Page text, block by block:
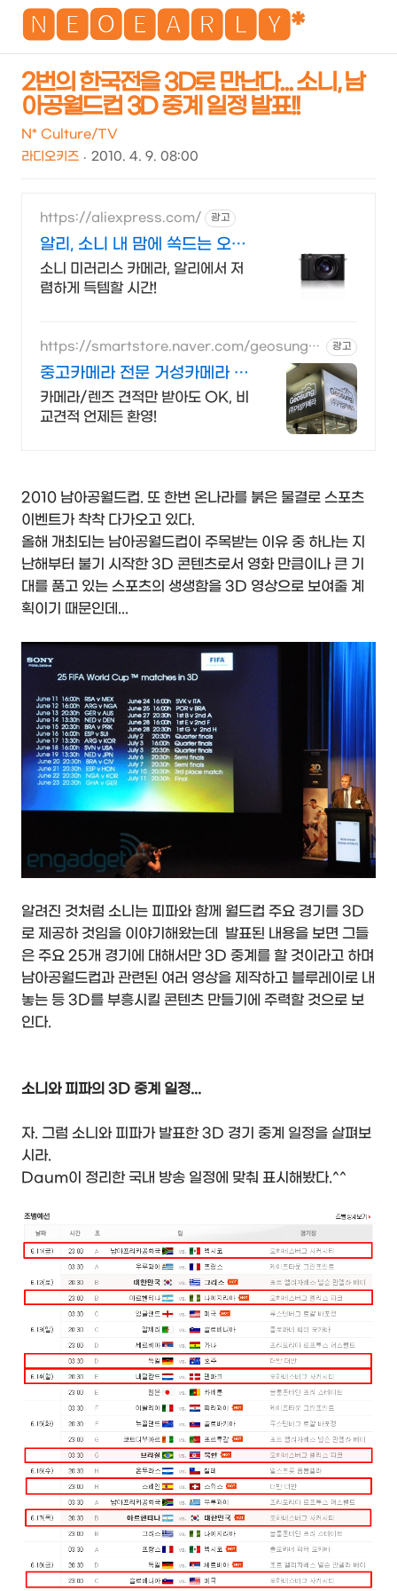
🅽🅴🅾🅴🅰🆁🅻🆈*
2번의 한국전을 3D로 만난다... 소니, 남
아공월드컵 3D 중계 일정 발표!!
N* Culture/TV
라디오키즈
2010. 4. 9. 08:00
https://aliexpress.com/ 광고
알리, 소니 내 맘에 쏙드는 오늘
의 특가
소니 미러리스 카메라, 알리에서 저
렴하게 득템할 시간!
https://smartstore.naver.com/geosung2
9
광고
중고카메라 전문 거성카메라 재
구매율 높은 매장!
카메라/렌즈 견적만 받아도 OK, 비
교견적 언제든 환영!
2010 남아공월드컵. 또 한번 온나라를 붉은 물결로 스포츠
이벤트가 착착 다가오고 있다.
올해 개최되는 남아공월드컵이 주목받는 이유 중 하나는 지
난해부터 불기 시작한 3D 콘텐츠로서 영화 만큼이나 큰 기
대를 품고 있는 스포츠의 생생함을 3D 영상으로 보여줄 계
획이기 때문인데...
알려진 것처럼 소니는 피파와 함께 월드컵 주요 경기를 3D
로 제공하 것임을 이야기해왔는데 발표된 내용을 보면 그들
은 주요 25개 경기에 대해서만 3D 중계를 할 것이라고 하며
남아공월드컵과 관련된 여러 영상을 제작하고 블루레이로 내
놓는 등 3D를 부흥시킬 콘텐츠 만들기에 주력할 것으로 보
인다.
소니와 피파의 3D 중계 일정...
자. 그럼 소니와 피파가 발표한 3D 경기 중계 일정을 살펴보
시라.
Daum이 정리한 국내 방송 일정에 맞춰 표시해봤다.^^